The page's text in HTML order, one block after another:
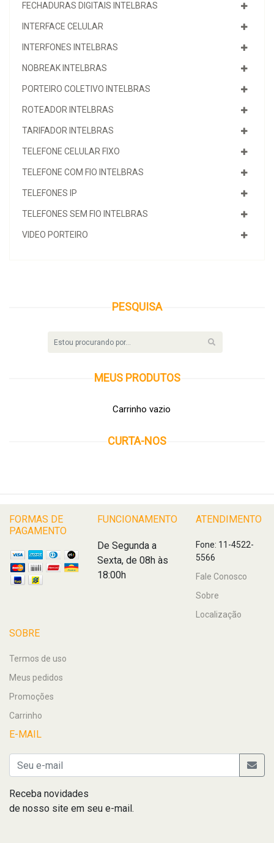
FECHADURAS DIGITAIS INTELBRAS
INTERFACE CELULAR
INTERFONES INTELBRAS
NOBREAK INTELBRAS
PORTEIRO COLETIVO INTELBRAS
ROTEADOR INTELBRAS
TARIFADOR INTELBRAS
TELEFONE CELULAR FIXO
TELEFONE COM FIO INTELBRAS
TELEFONES IP
TELEFONES SEM FIO INTELBRAS
VIDEO PORTEIRO
PESQUISA
MEUS PRODUTOS
Carrinho vazio
CURTA-NOS
FORMAS DE
PAGAMENTO
FUNCIONAMENTO
De Segunda a
Sexta, de 08h às
18:00h
ATENDIMENTO
Fone: 11-4522-
5566
Fale Conosco
Sobre
Localização
SOBRE
Termos de uso
Meus pedidos
Promoções
Carrinho
E-MAIL
Receba novidades
de nosso site em seu e-mail.